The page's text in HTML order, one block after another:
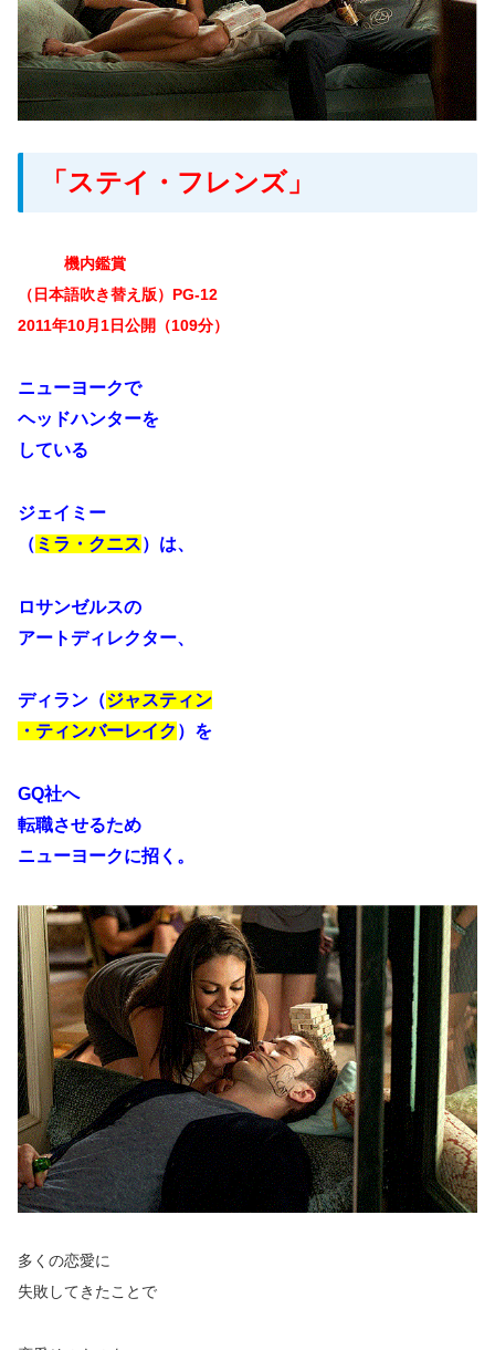
「ステイ・フレンズ」
機内鑑賞
（日本語吹き替え版）PG-12
2011年10月1日公開（109分）
ニューヨークで
ヘッドハンターを
している
ジェイミー
（ ミラ・クニス）は、
ロサンゼルスの
アートディレクター、
ディラン（ジャスティン
・ティンバーレイク ）を
GQ社へ
転職させるため
ニューヨークに招く。
多くの恋愛に
失敗してきたことで